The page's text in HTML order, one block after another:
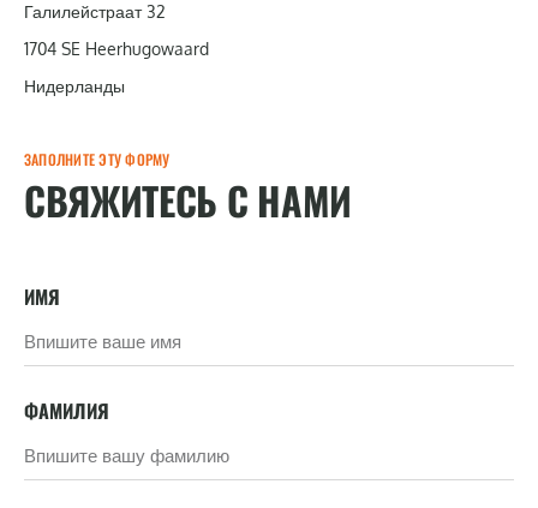
Галилейстраат 32
1704 SE Heerhugowaard
Нидерланды
ЗАПОЛНИТЕ ЭТУ ФОРМУ
СВЯЖИТЕСЬ С НАМИ
ИМЯ
ФАМИЛИЯ